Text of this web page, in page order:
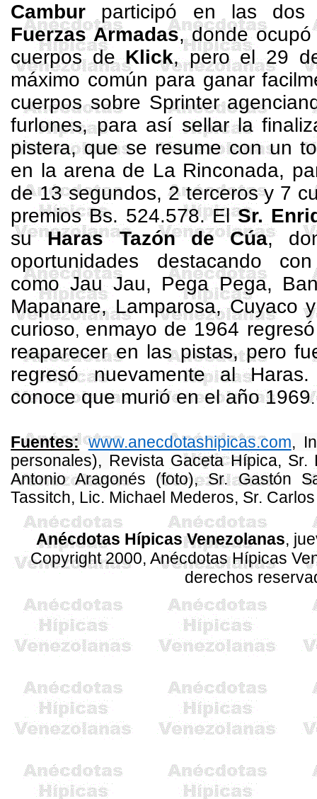
Cambur participó en las
Fuerzas Armadas, donde
cuerpos deKlick, pero el 29
máximo común para ganar
cuerpos sobre Sprinter
furlones, para así sellar la
pistera, que se resume con un
en la arena de La Rinconada,
de 13 segundos, 2 terceros y 7
premios Bs. 524.578. ElSr.
suHaras Tazón de Cúa,
oportunidades destacando
como Jau Jau, Pega Pega,
Mapanare, Lamparosa, Cuyaco
curioso, enmayo de 1964
reaparecer en las pistas, pero
regresó nuevamente al
conoce que murió en el año 1969.
Fuentes: www.anecdotashipicas.com,
personales), Revista Gaceta Hípica, Sr.
Antonio Aragonés (foto), Sr. Gastón
Tassitch, Lic. Michael Mederos, Sr.
Anécdotas Hípicas Venezolanas,
Copyright 2000, Anécdotas Hípicas
derechos